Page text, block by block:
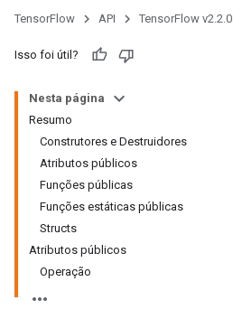
TensorFlow API TensorFlow v2.2.0
Isso foi útil?
Nesta página
Resumo
Construtores e Destruidores
Atributos públicos
Funções públicas
Funções estáticas públicas
Structs
Atributos públicos
Operação